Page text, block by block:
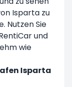
Isparta zu
Nutzen Sie
und
wie
Isparta